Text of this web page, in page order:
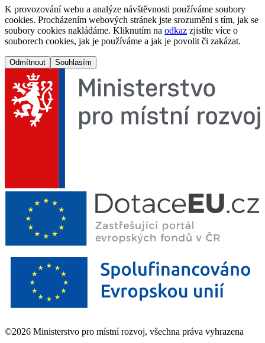
K provozování webu a analýze návštěvnosti používáme soubory
cookies. Procházením webových stránek jste srozuměni s tím, jak se
soubory cookies nakládáme. Kliknutím na odkaz zjistíte více o
souborech cookies, jak je používáme a jak je povolit či zakázat.
Odmítnout Souhlasím
©2026 Ministerstvo pro místní rozvoj, všechna práva vyhrazena